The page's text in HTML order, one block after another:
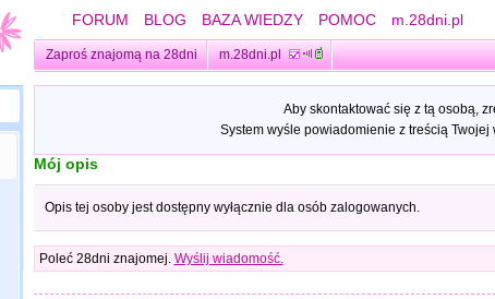
FORUM BLOG BAZA WIEDZY POMOC m.28dni.pl
Zaproś znajomą na 28dni m.28dni.pl
Aby skontaktować się z tą osobą,
System wyśle powiadomienie z treścią
Mój opis
Opis tej osoby jest dostępny wyłącznie dla osób zalogowanych.
Poleć 28dni znajomej. Wyślij wiadomość.